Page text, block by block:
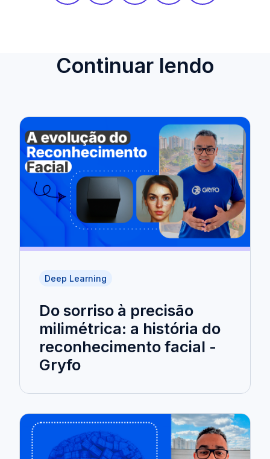
Continuar lendo
Deep Learning
Do sorriso à precisão
milimétrica: a história do
reconhecimento facial -
Gryfo